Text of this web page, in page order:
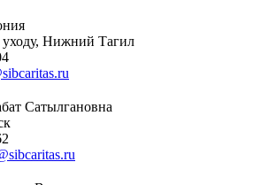
Нижний Тагил
Сатылгановна